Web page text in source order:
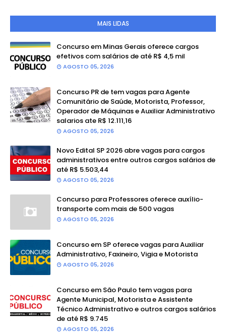
MAIS LIDAS
Concurso em Minas Gerais oferece cargos
efetivos com salários de até R$ 4,5 mil
AGOSTO 05, 2026
Concurso PR de tem vagas para Agente
Comunitário de Saúde, Motorista, Professor,
Operador de Máquinas e Auxiliar Administrativo
salarios ate R$ 12.111,16
AGOSTO 05, 2026
Novo Edital SP 2026 abre vagas para cargos
administrativos entre outros cargos salários de
até R$ 5.503,44
AGOSTO 05, 2026
Concurso para Professores oferece auxílio-
transporte com mais de 500 vagas
AGOSTO 05, 2026
Concurso em SP oferece vagas para Auxiliar
Administrativo, Faxineiro, Vigia e Motorista
AGOSTO 05, 2026
Concurso em São Paulo tem vagas para
Agente Municipal, Motorista e Assistente
Técnico Administrativo e outros cargos salários
de até R$ 9.745
AGOSTO 05, 2026